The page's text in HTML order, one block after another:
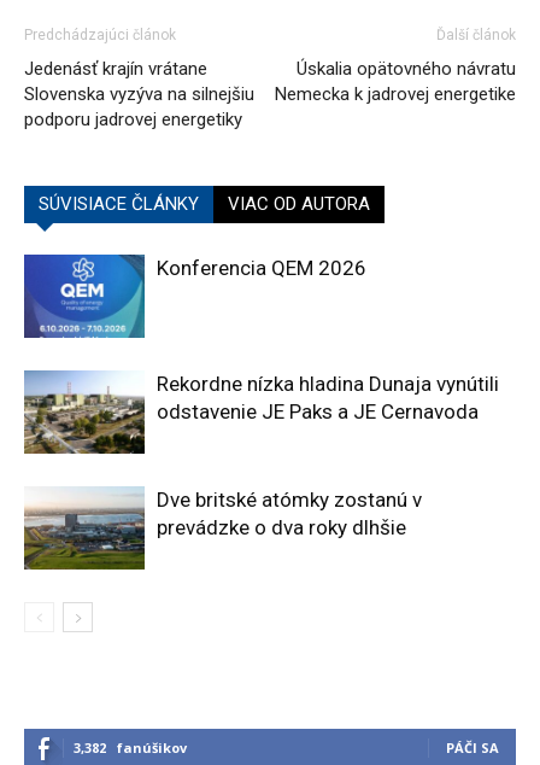
Predchádzajúci článok
Jedenásť krajín vrátane
Slovenska vyzýva na silnejšiu
podporu jadrovej energetiky
Ďalší článok
Úskalia opätovného návratu
Nemecka k jadrovej energetike
SÚVISIACE ČLÁNKY VIAC OD AUTORA
Konferencia QEM 2026
Rekordne nízka hladina Dunaja vynútili
odstavenie JE Paks a JE Cernavoda
Dve britské atómky zostanú v
prevádzke o dva roky dlhšie
3,382 fanúšikov PÁČI SA